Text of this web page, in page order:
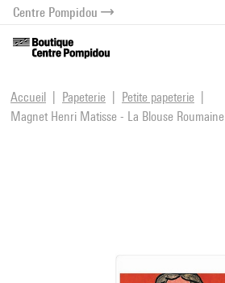
menu
contenu
Centre Pompidou
Accueil Papeterie
Petite papeterie
Magnet Henri Matisse - La Blouse Roumaine